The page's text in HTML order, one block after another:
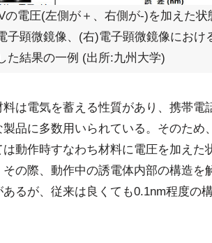
の電圧(左側が＋、右側が-)を加えた状
子顕微鏡像、(右)電子顕微鏡像におけ
た結果の一例 (出所:九州大学)
は電気を蓄える性質があり、携帯電
品に多数用いられている。そのため
動作時すなわち材料に電圧を加えた
の際、動作中の誘電体内部の構造を
るが、従来は良くても0.1nm程度の